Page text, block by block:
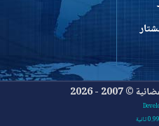
2026